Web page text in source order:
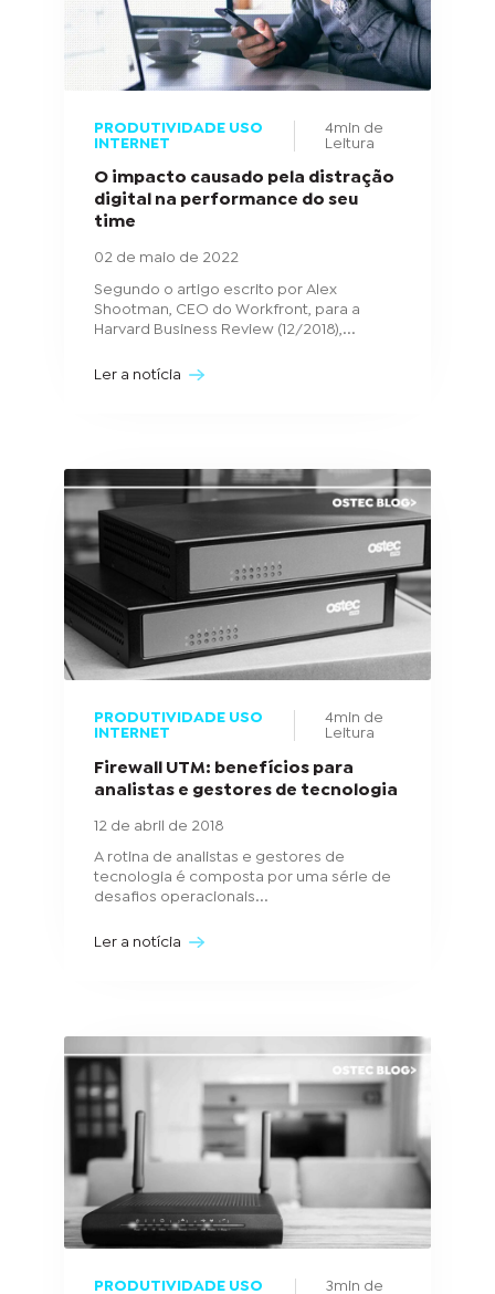
PRODUTIVIDADE USO
INTERNET
4min de
Leitura
O impacto causado pela distração
digital na performance do seu
time
02 de maio de 2022
Segundo o artigo escrito por Alex
Shootman, CEO do Workfront, para a
Harvard Business Review (12/2018),...
Ler a notícia
PRODUTIVIDADE USO
INTERNET
4min de
Leitura
Firewall UTM: benefícios para
analistas e gestores de tecnologia
12 de abril de 2018
A rotina de analistas e gestores de
tecnologia é composta por uma série de
desafios operacionais...
Ler a notícia
PRODUTIVIDADE USO
3min de